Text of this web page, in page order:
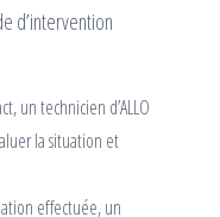
d’intervention
un technicien d’ALLO
la situation et
effectuée, un